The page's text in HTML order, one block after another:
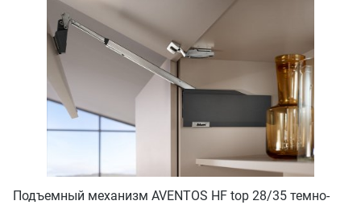
Подъемный механизм AVENTOS HF top 28/35 темно-